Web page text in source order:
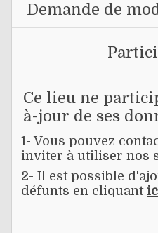
Demande de
Ce lieu ne
à-jour de ses
1- Vous pouvez
inviter à utiliser nos
2- Il est possible
défunts en cliquant